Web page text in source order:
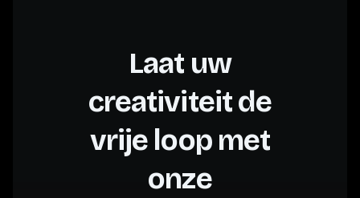
Laat uw
creativiteit de
vrije loop met
onze